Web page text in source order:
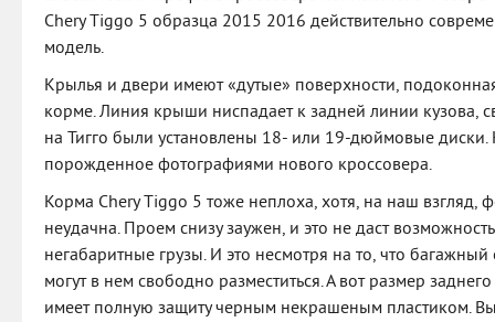
Chery Tiggo 5 образца 2015 2016 действительно
модель.
Крылья и двери имеют «дутые» поверхности,
корме. Линия крыши ниспадает к задней линии кузова,
на Тигго были установлены 18- или 19-дюймовые диски.
порожденное фотографиями нового кроссовера.
Корма Chery Tiggo 5 тоже неплоха, хотя, на наш взгляд,
неудачна. Проем снизу заужен, и это не даст
негабаритные грузы. И это несмотря на то, что багажный
могут в нем свободно разместиться. А вот размер
имеет полную защиту черным некрашеным пластиком.